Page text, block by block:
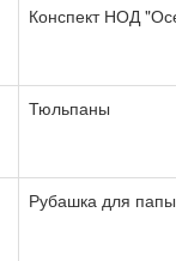
Конспект НОД
Тюльпаны
Рубашка для папы